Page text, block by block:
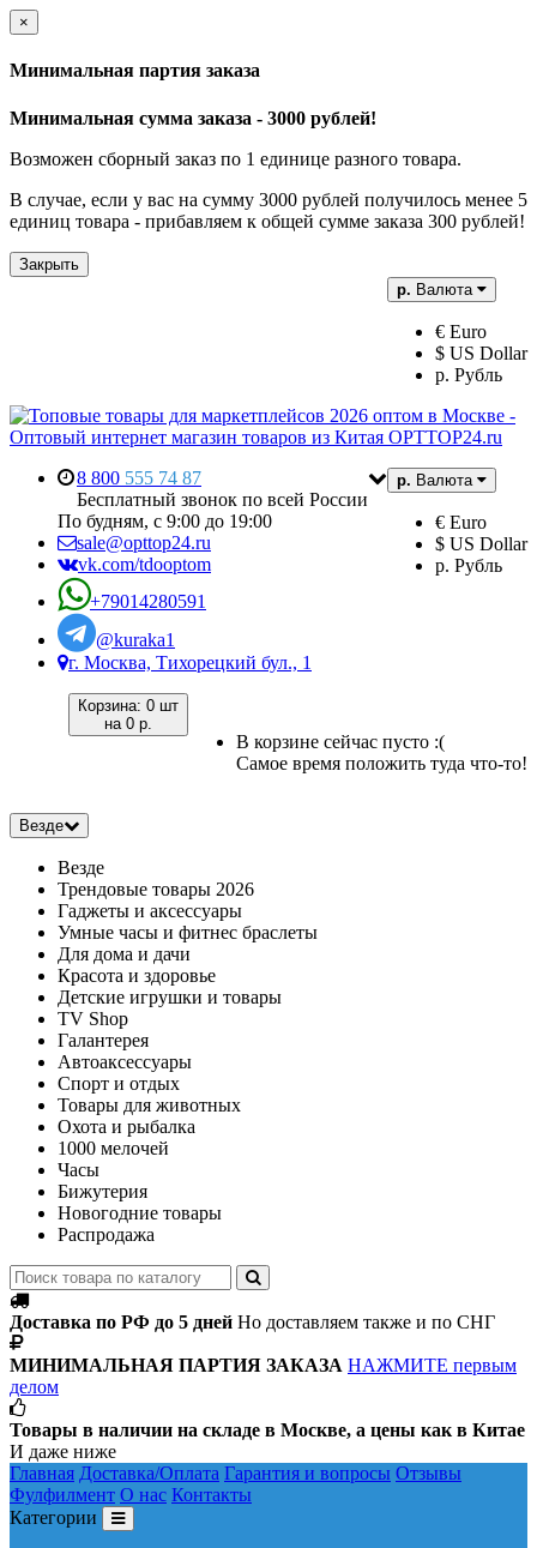
×
Минимальная партия заказа
Минимальная сумма заказа - 3000 рублей!
Возможен сборный заказ по 1 единице разного товара.
В случае, если у вас на сумму 3000 рублей получилось менее 5
единиц товара - прибавляем к общей сумме заказа 300 рублей!
Закрыть
р. Валюта
€ Euro
$ US Dollar
р. Рубль
р. Валюта
€ Euro
$ US Dollar
р. Рубль
8 800 555 74 87
Бесплатный звонок по всей России
По будням, с 9:00 до 19:00
sale@opttop24.ru
vk.com/tdooptom
+79014280591
@kuraka1
г. Москва, Тихорецкий бул., 1
Корзина: 0 шт
на 0 р.
В корзине сейчас пусто :(
Самое время положить туда что-то!
Везде
Везде
Трендовые товары 2026
Гаджеты и аксессуары
Умные часы и фитнес браслеты
Для дома и дачи
Красота и здоровье
Детские игрушки и товары
TV Shop
Галантерея
Автоаксессуары
Спорт и отдых
Товары для животных
Охота и рыбалка
1000 мелочей
Часы
Бижутерия
Новогодние товары
Распродажа
Доставка по РФ до 5 дней Но доставляем также и по СНГ
МИНИМАЛЬНАЯ ПАРТИЯ ЗАКАЗА НАЖМИТЕ первым
делом
Товары в наличии на складе в Москве, а цены как в Китае
И даже ниже
Главная Доставка/Оплата Гарантия и вопросы Отзывы
Фулфилмент О нас Контакты
Категории